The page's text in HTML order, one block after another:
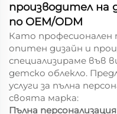
производител на
по OEM/ODM
Като професионален
опитен дизайн и
специализираме във
детско облекло.
услуги за пълна
своята марка:
Пълна